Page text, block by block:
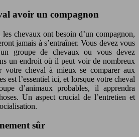
avoir un compagnon
chevaux ont besoin d’un compagnon,
jamais à s’entraîner. Vous devez vous
groupe de chevaux ou vous devez
un endroit où il peut voir de nombreux
votre cheval à mieux se comparer aux
est l’essentiel ici, et lorsque votre cheval
d’animaux probables, il apprendra
Un aspect crucial de l’entretien et
sûr